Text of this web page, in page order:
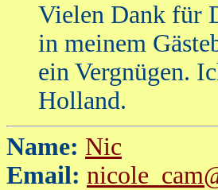
Vielen Dank für
in meinem
ein Vergnügen.
Holland.
Name: Nic
Email: